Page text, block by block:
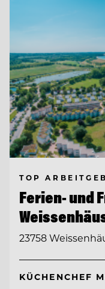
TOP
Ferien- und
23758
KÜCHENCHEF